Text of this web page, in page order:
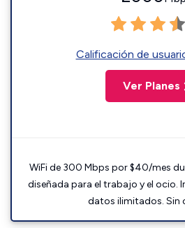
Calificación de
Ver Planes
WiFi de 300 Mbps por $40/mes
diseñada para el trabajo y el ocio.
datos ilimitados. Sin